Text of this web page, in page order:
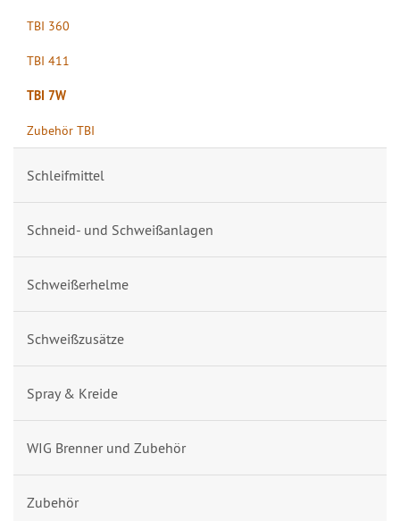
TBI 360
TBI 411
TBI 7W
Zubehör TBI
Schleifmittel
Schneid- und Schweißanlagen
Schweißerhelme
Schweißzusätze
Spray & Kreide
WIG Brenner und Zubehör
Zubehör